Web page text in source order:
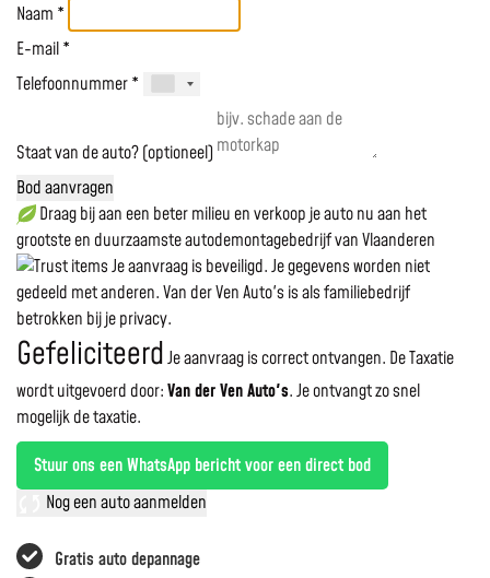
Gratis auto depannage
Naam *
E-mail *
Telefoonnummer *
Staat van de auto? (optioneel)
Bod aanvragen
Draag bij aan een beter milieu en verkoop je auto nu aan het
grootste en duurzaamste autodemontagebedrijf van Vlaanderen
Je aanvraag is beveiligd. Je gegevens worden niet
gedeeld met anderen. Van der Ven Auto's is als familiebedrijf
betrokken bij je privacy.
GefeliciteerdJe aanvraag is correct ontvangen. De Taxatie
wordt uitgevoerd door:Van der Ven Auto's.Je ontvangt zo snel
mogelijk de taxatie.
Stuur ons een WhatsApp bericht voor een direct bod
Nog een auto aanmelden